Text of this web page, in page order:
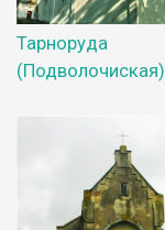
Тарноруда
(Подволочиская)